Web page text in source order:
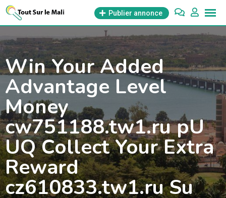
Aller
Publier annonce
Win Your Added
Advantage Level
Money
cw751188.tw1.ru pU
UQ Collect Your Extra
Reward
cz610833.tw1.ru Su